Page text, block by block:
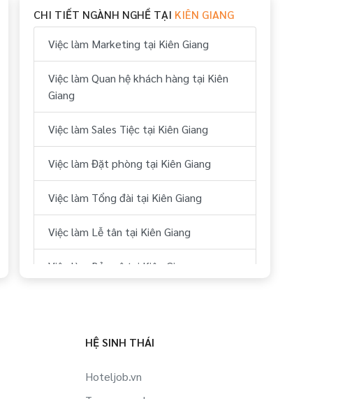
CHI TIẾT NGÀNH NGHỀ TẠI KIÊN GIANG
Việc làm Marketing tại Kiên Giang
Việc làm Quan hệ khách hàng tại Kiên
Giang
Việc làm Sales Tiệc tại Kiên Giang
Việc làm Đặt phòng tại Kiên Giang
Việc làm Tổng đài tại Kiên Giang
Việc làm Lễ tân tại Kiên Giang
Việc làm Bảo vệ tại Kiên Giang
Việc làm Kho vải tại Kiên Giang
HỆ SINH THÁI
Hoteljob.vn